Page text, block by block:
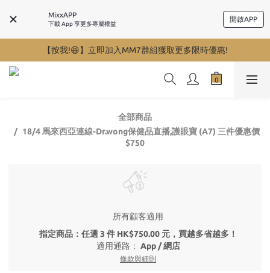
MixxAPP
下載 App 享更多專屬權益
開啟APP
【按我!😆】立即加入MM7群組獲取更多限時優惠!
全部商品
18/4 馬來西亞連線-Dr.wong保健品直播,護眼寶 (A7) 三件優惠價
$750
所有顧客適用
指定商品：任選 3 件 HK$750.00 元，買越多省越多！
適用通路： App / 網店
條款與細則